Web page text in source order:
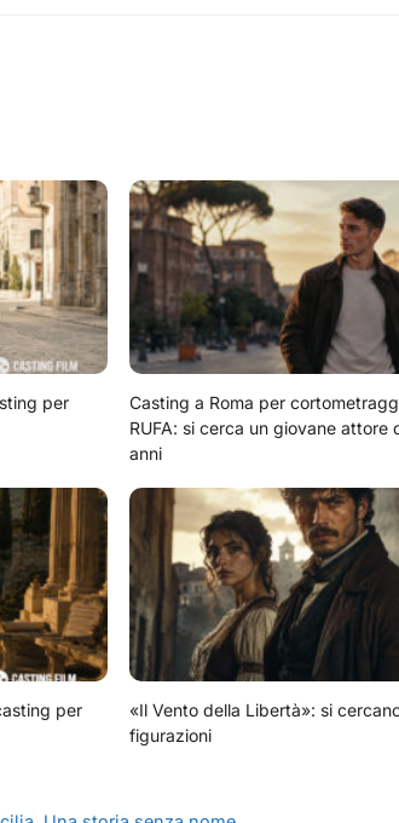
per
Casting a Roma per
RUFA: si cerca un giovane attore
anni
per
«Il Vento della Libertà»: si
figurazioni